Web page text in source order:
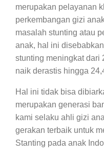
merupakan pelayanan
perkembangan gizi
masalah stunting atau
anak, hal ini
stunting meningkat dari
naik derastis hingga
Hal ini tidak bisa
merupakan generasi
kami selaku ahli gizi
gerakan terbaik untuk
Stanting pada anak